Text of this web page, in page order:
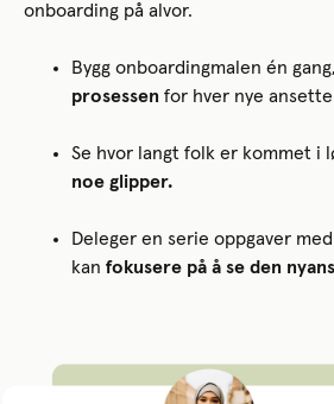
onboarding på alvor.
Bygg onboardingmalen én
prosessen for hver nye
Se hvor langt folk er kommet i
noe glipper.
Deleger en serie oppgaver
kan fokusere på å se den